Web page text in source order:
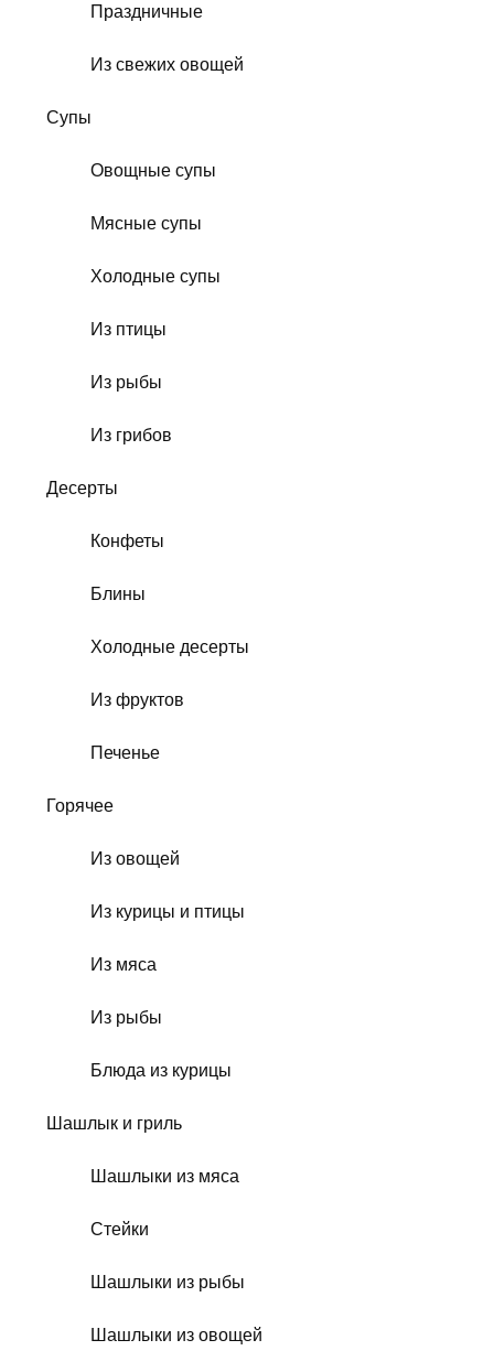
Праздничные
Из свежих овощей
Супы
Овощные супы
Мясные супы
Холодные супы
Из птицы
Из рыбы
Из грибов
Десерты
Конфеты
Блины
Холодные десерты
Из фруктов
Печенье
Горячее
Из овощей
Из курицы и птицы
Из мяса
Из рыбы
Блюда из курицы
Шашлык и гриль
Шашлыки из мяса
Стейки
Шашлыки из рыбы
Шашлыки из овощей